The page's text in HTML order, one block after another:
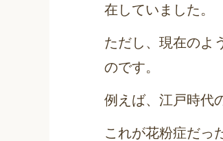
在していました。
ただし、現在のよ
のです。
例えば、江戸時代
これが花粉症だっ